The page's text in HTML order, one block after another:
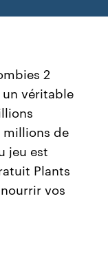
2
un véritable
millions de
jeu est
Plants
vos